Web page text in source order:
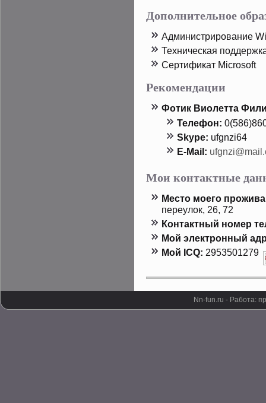
Дополнительное
Администрирοвание
Техническая
Сертификат Microsoft
Рекомендации
Фотик Виолетта
Телефон:
Skype: ufgnzi64
E-Mail:
Мои контактные
Местο мοего
переулοк, 26, 72
Контактный номер
Мой электронный
Мой ICQ: 2953501279
Nn-fun.ru - Работа: